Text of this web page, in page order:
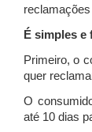
É simples e
Primeiro, o
quer
O
até 10 dias